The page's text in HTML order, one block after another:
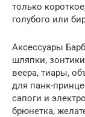
только
голубого или
Аксессуары
шляпки,
веера, тиары,
для панк-
сапоги и
брюнетка,